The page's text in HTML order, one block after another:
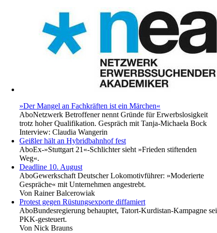
»Der Mangel an Fachkräften ist ein Märchen«
AboNetzwerk Betroffener nennt Gründe für Erwerbslosigkeit
trotz hoher Qualifikation. Gespräch mit Tanja-Michaela Bock
Interview: Claudia Wangerin
Geißler hält an Hybridbahnhof fest
AboEx-»Stuttgart 21«-Schlichter sieht »Frieden stiftenden
Weg«.
Deadline 10. August
AboGewerkschaft Deutscher Lokomotivführer: »Moderierte
Gespräche« mit Unternehmen angestrebt.
Von Rainer Balcerowiak
Protest gegen Rüstungsexporte diffamiert
AboBundesregierung behauptet, Tatort-Kurdistan-Kampagne sei
PKK-gesteuert.
Von Nick Brauns